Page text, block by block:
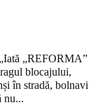
„REFORMA”
blocajului,
în stradă, bolnavi
nu...